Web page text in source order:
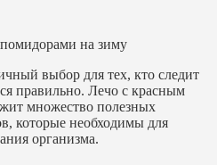
выбор для тех, кто следит
правильно. Лечо с красным
множество полезных
которые необходимы для
организма.